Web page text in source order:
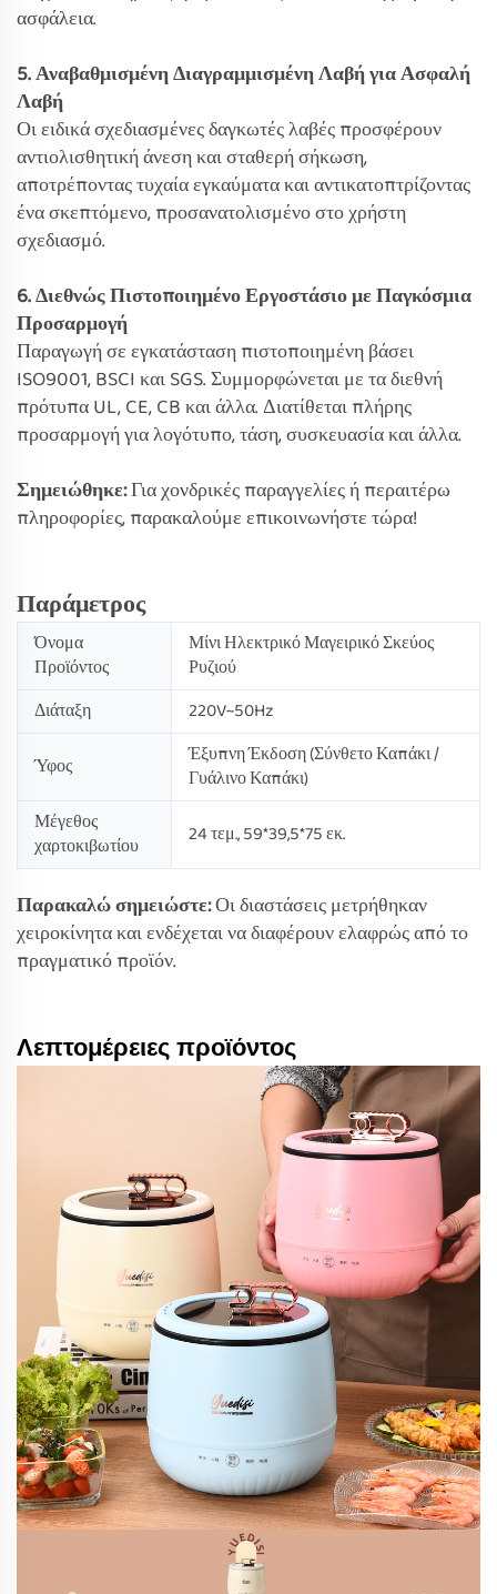
ασφάλεια.
5. Αναβαθμισμένη Διαγραμμισμένη Λαβή για Ασφαλή
Λαβή
Οι ειδικά σχεδιασμένες δαγκωτές λαβές προσφέρουν
αντιολισθητική άνεση και σταθερή σήκωση,
αποτρέποντας τυχαία εγκαύματα και αντικατοπτρίζοντας
ένα σκεπτόμενο, προσανατολισμένο στο χρήστη
σχεδιασμό.
6. Διεθνώς Πιστοποιημένο Εργοστάσιο με Παγκόσμια
Προσαρμογή
Παραγωγή σε εγκατάσταση πιστοποιημένη βάσει
ISO9001, BSCI και SGS. Συμμορφώνεται με τα διεθνή
πρότυπα UL, CE, CB και άλλα. Διατίθεται πλήρης
προσαρμογή για λογότυπο, τάση, συσκευασία και άλλα.
Σημειώθηκε:Για χονδρικές παραγγελίες ή περαιτέρω
πληροφορίες, παρακαλούμε επικοινωνήστε τώρα!
Παράμετρος
Όνομα
Προϊόντος
Μίνι Ηλεκτρικό Μαγειρικό Σκεύος
Ρυζιού
Διάταξη
220V~50Hz
Ύφος
Έξυπνη Έκδοση (Σύνθετο Καπάκι /
Γυάλινο Καπάκι)
Μέγεθος
χαρτοκιβωτίου
24 τεμ., 59*39,5*75 εκ.
Παρακαλώ σημειώστε:Οι διαστάσεις μετρήθηκαν
χειροκίνητα και ενδέχεται να διαφέρουν ελαφρώς από το
πραγματικό προϊόν.
Λεπτομέρειες προϊόντος